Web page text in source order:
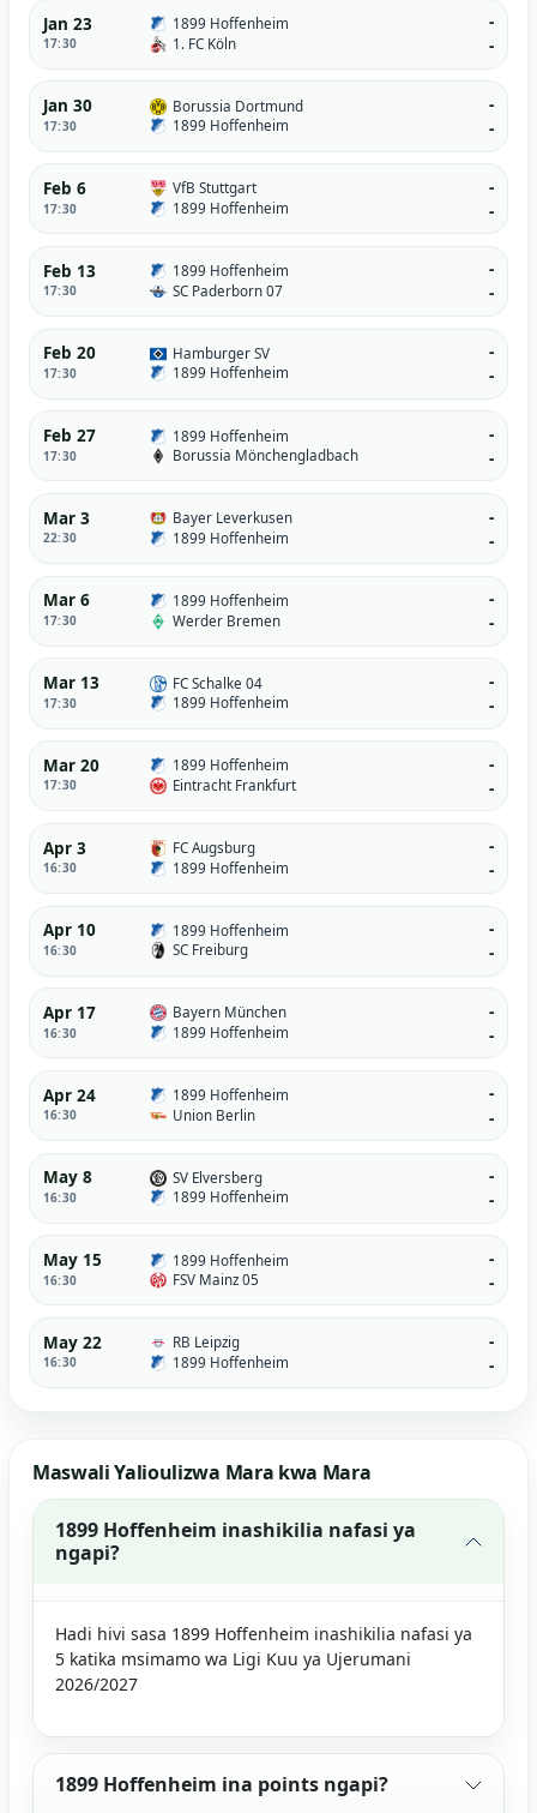
Jan 23
17:30
1899 Hoffenheim
1. FC Köln
-
-
Jan 30
17:30
Borussia Dortmund
1899 Hoffenheim
-
-
Feb 6
17:30
VfB Stuttgart
1899 Hoffenheim
-
-
Feb 13
17:30
1899 Hoffenheim
SC Paderborn 07
-
-
Feb 20
17:30
Hamburger SV
1899 Hoffenheim
-
-
Feb 27
17:30
1899 Hoffenheim
Borussia Mönchengladbach
-
-
Mar 3
22:30
Bayer Leverkusen
1899 Hoffenheim
-
-
Mar 6
17:30
1899 Hoffenheim
Werder Bremen
-
-
Mar 13
17:30
FC Schalke 04
1899 Hoffenheim
-
-
Mar 20
17:30
1899 Hoffenheim
Eintracht Frankfurt
-
-
Apr 3
16:30
FC Augsburg
1899 Hoffenheim
-
-
Apr 10
16:30
1899 Hoffenheim
SC Freiburg
-
-
Apr 17
16:30
Bayern München
1899 Hoffenheim
-
-
Apr 24
16:30
1899 Hoffenheim
Union Berlin
-
-
May 8
16:30
SV Elversberg
1899 Hoffenheim
-
-
May 15
16:30
1899 Hoffenheim
FSV Mainz 05
-
-
May 22
16:30
RB Leipzig
1899 Hoffenheim
-
-
Maswali Yalioulizwa Mara kwa Mara
1899 Hoffenheim inashikilia nafasi ya
ngapi?
Hadi hivi sasa 1899 Hoffenheim inashikilia nafasi ya
5 katika msimamo wa Ligi Kuu ya Ujerumani
2026/2027
1899 Hoffenheim ina points ngapi?